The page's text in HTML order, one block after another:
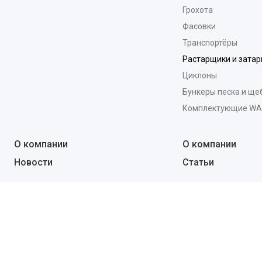
Грохота
Фасовки
Транспортёры
Растарщики и
Циклоны
Бункеры песка и
Комплектующие
О компании О компании
Новости
Статьи